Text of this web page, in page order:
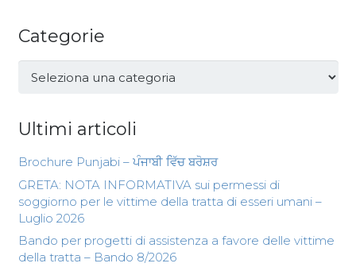
Categorie
Categorie
Ultimi articoli
Brochure Punjabi – ਪੰਜਾਬੀ ਵਿੱਚ ਬਰੋਸ਼ਰ
GRETA: NOTA INFORMATIVA sui permessi di
soggiorno per le vittime della tratta di esseri umani –
Luglio 2026
Bando per progetti di assistenza a favore delle vittime
della tratta – Bando 8/2026